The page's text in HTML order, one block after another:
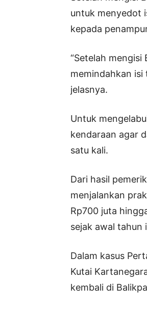
untuk menyedot
kepada
“Setelah
memindahkan isi
jelasnya.
Untuk
kendaraan agar
satu kali.
Dari hasil
menjalankan
Rp700 juta
sejak awal tahun
Dalam kasus
Kutai
kembali di